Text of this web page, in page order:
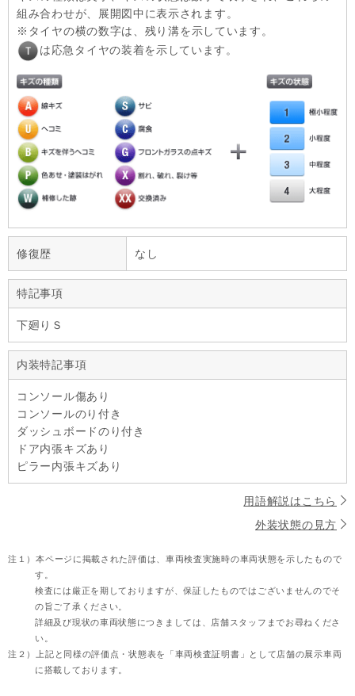
組み合わせが、展開図中に表示されます。
タイヤの横の数字は、残り溝を示しています。
は応急タイヤの装着を示しています。
修復歴 なし
特記事項
下廻りＳ
内装特記事項
コンソール傷あり
コンソールのり付き
ダッシュボードのり付き
ドア内張キズあり
ピラー内張キズあり
用語解説はこちら
外装状態の見方
注１）本ページに掲載された評価は、車両検査実施時の車両状態を示したもので
す。
検査には厳正を期しておりますが、保証したものではございませんのでそ
の旨ご了承ください。
詳細及び現状の車両状態につきましては、店舗スタッフまでお尋ねくださ
い。
注２）
上記と同様の評価点・状態表を「車両検査証明書」として店舗の展示車両
に搭載しております。